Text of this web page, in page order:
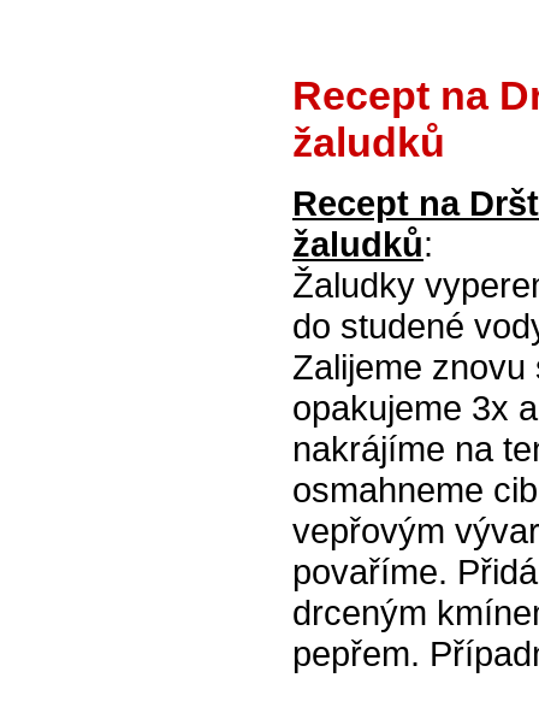
Recept na
žaludků
Recept na
žaludků:
Žaludky
do studené
Zalijeme znovu
opakujeme 3x
nakrájíme na
osmahneme
vepřovým
povaříme.
drceným
pepřem.